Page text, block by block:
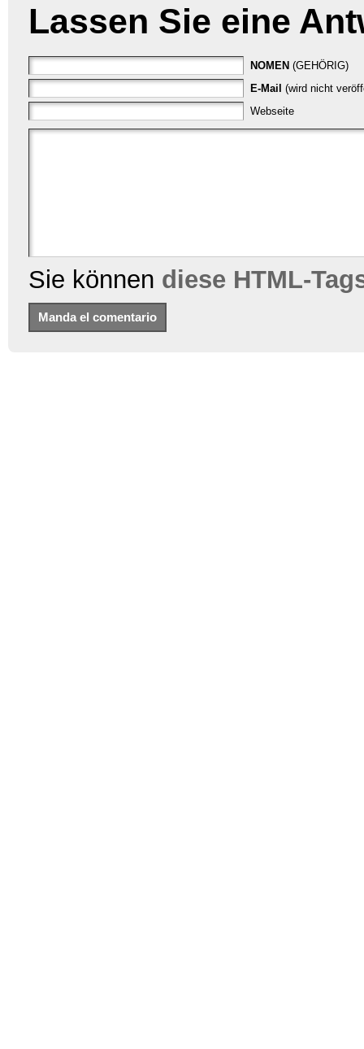
Lassen Sie eine
NOMEN (GEHÖRIG)
E-Mail (wird nicht
Webseite
Sie können diese HTML-